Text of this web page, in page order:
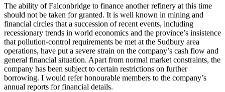
The ability of Falconbridge to finance another refinery at this time
should not be taken for granted. It is well known in mining and
financial circles that a succession of recent events, including
recessionary trends in world economics and the province’s insistence
that pollution-control requirements be met at the Sudbury area
operations, have put a severe strain on the company’s cash flow and
general financial situation. Apart from normal market constraints, the
company has been subject to certain restrictions on further
borrowing. I would refer honourable members to the company’s
annual reports for financial details.